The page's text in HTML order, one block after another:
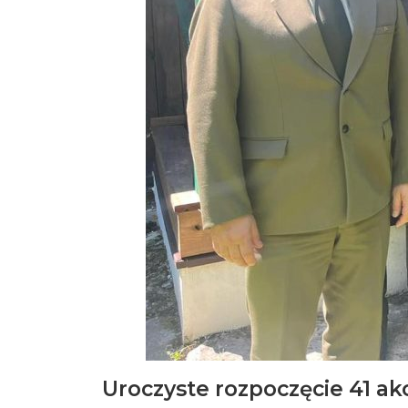
Uroczyste rozpoczęcie 41